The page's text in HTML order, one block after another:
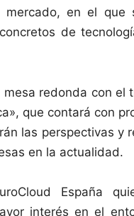
en el que
de
redonda con el
que contará con
las perspectivas y
en la actualidad.
España
interés en el